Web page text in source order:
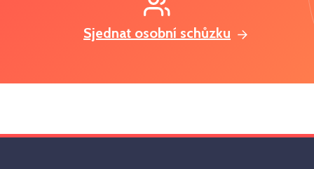
Sjednat osobní schůzku